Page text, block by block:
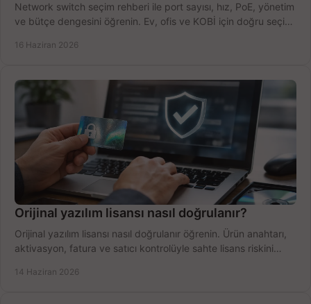
Network switch seçim rehberi ile port sayısı, hız, PoE, yönetim
ve bütçe dengesini öğrenin. Ev, ofis ve KOBİ için doğru seçimi
16 Haziran 2026
Orijinal yazılım lisansı nasıl doğrulanır?
Orijinal yazılım lisansı nasıl doğrulanır öğrenin. Ürün anahtarı,
aktivasyon, fatura ve satıcı kontrolüyle sahte lisans riskini
14 Haziran 2026